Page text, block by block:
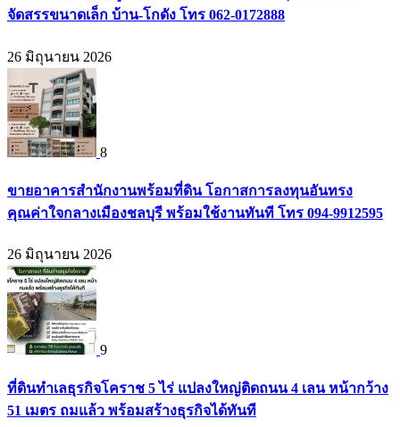
จัดสรรขนาดเล็ก บ้าน-โกดัง โทร 062-0172888
26 มิถุนายน 2026
8
ขายอาคารสำนักงานพร้อมที่ดิน โอกาสการลงทุนอันทรง
คุณค่าใจกลางเมืองชลบุรี พร้อมใช้งานทันที โทร 094-9912595
26 มิถุนายน 2026
9
ที่ดินทำเลธุรกิจโคราช 5 ไร่ แปลงใหญ่ติดถนน 4 เลน หน้ากว้าง
51 เมตร ถมแล้ว พร้อมสร้างธุรกิจได้ทันที